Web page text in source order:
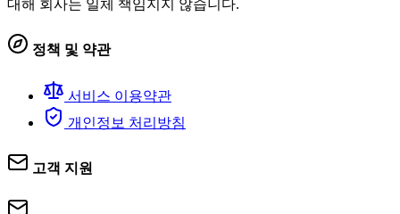
대해 회사는 일체 책임지지 않습니다.
정책 및 약관
서비스 이용약관
개인정보 처리방침
고객 지원